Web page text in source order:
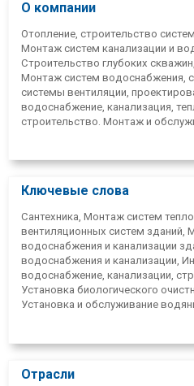
О компании
Отопление, строительство
Монтаж систем канализации и
Строительство глубоких
Монтаж систем водоснабжения,
системы вентиляции,
водоснабжение, канализация,
строительство. Монтаж и
биологической очистки.
предоставляем услуги высокого
всей ЛАТВИИ!
Ключевые слова
Сантехника, Монтаж систем
вентиляционных систем зданий,
водоснабжения и канализации
водоснабжения и канализации,
водоснабжение, канализации,
Установка биологического
Установка и обслуживание
Строительство скважин,
артезианских колодцев,
оборудование колодцев,
Отрасли